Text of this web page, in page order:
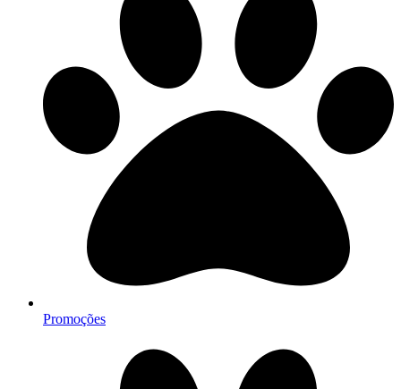
Promoções